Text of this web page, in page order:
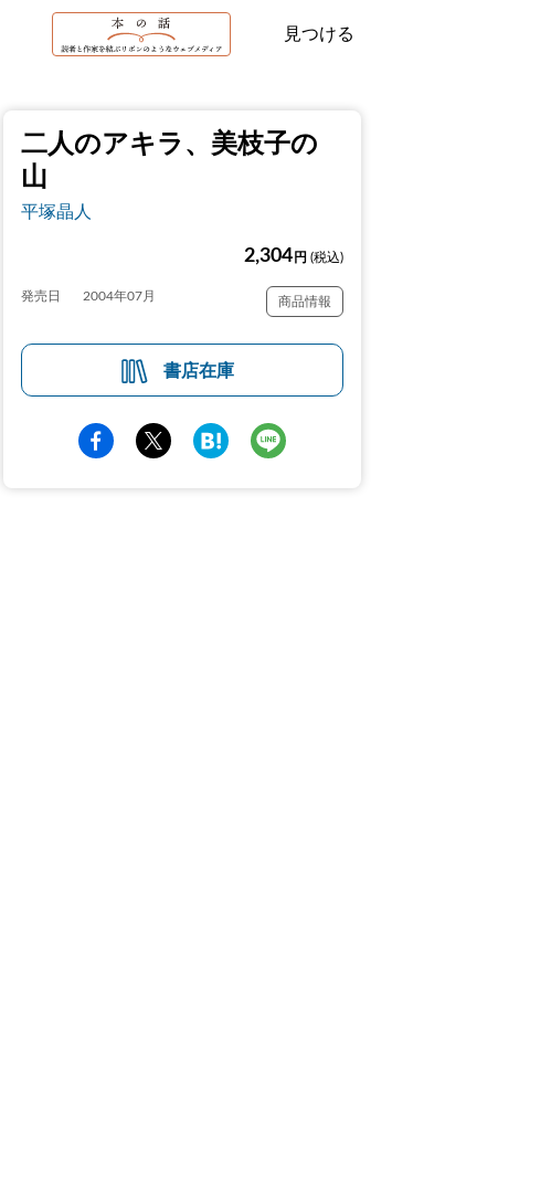
見つける
二人のアキラ、美枝子の
山
平塚晶人
2,304 円 (税込)
発売日 2004年07月 商品情報
書店在庫